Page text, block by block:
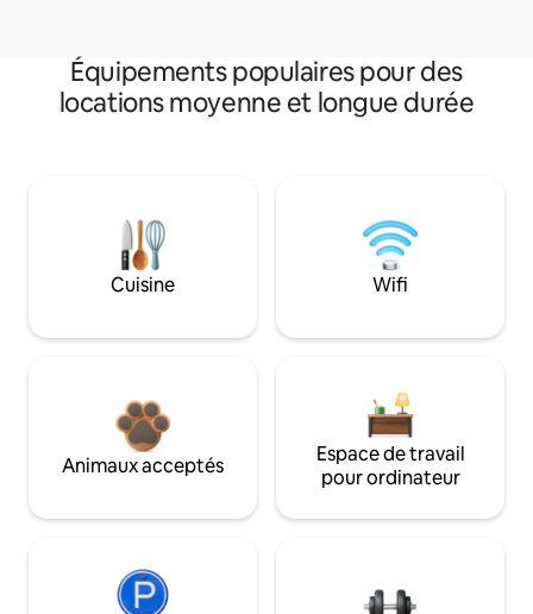
Équipements populaires pour des
locations moyenne et longue durée
Cuisine Wifi
Animaux acceptés
Espace de travail
pour ordinateur